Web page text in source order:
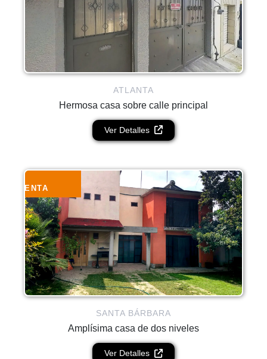
ATLANTA
Hermosa casa sobre calle principal
Ver Detalles
VENTA
SANTA BÁRBARA
Amplísima casa de dos niveles
Ver Detalles